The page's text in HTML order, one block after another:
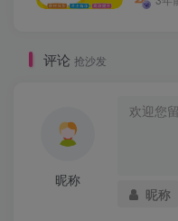
评论 抢沙发
昵称
昵称